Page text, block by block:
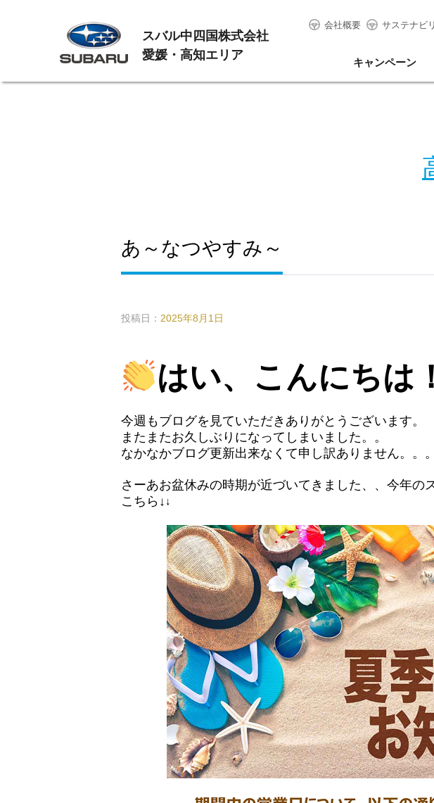
スバル中四国株式会社
愛媛・高知エリア
会社概要 サステナビ
キャンペーン
あ～なつやすみ～
投稿日： 2025年8月1日
はい、こんにちは
今週もブログを見ていただきありがとうございます。
またまたお久しぶりになってしまいました。。
なかなかブログ更新出来なくて申し訳ありません。。。
さーあお盆休みの時期が近づいてきました、、今年の
こちら↓ ↓